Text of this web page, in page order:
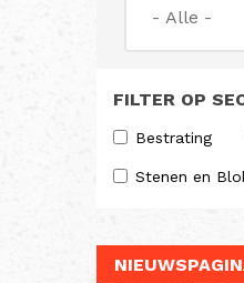
FILTER OP
Bestrating
Stenen en